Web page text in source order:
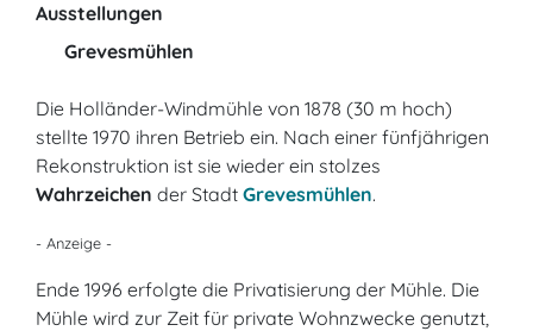
Ausstellungen
Grevesmühlen
Die Holländer-Windmühle von 1878 (30 m hoch)
stellte 1970 ihren Betrieb ein. Nach einer fünfjährigen
Rekonstruktion ist sie wieder ein stolzes
Wahrzeichen der Stadt Grevesmühlen.
- Anzeige -
Ende 1996 erfolgte die Privatisierung der Mühle. Die
Mühle wird zur Zeit für private Wohnzwecke genutzt,